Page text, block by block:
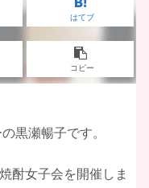
はてブ
コピー
黒瀬暢子です。
酎女子会を開催しま